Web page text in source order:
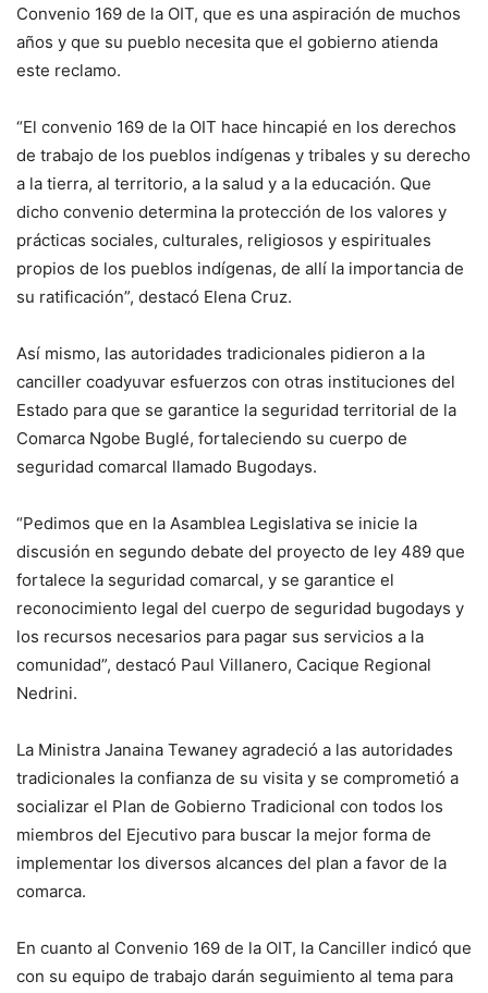
Convenio 169 de la OIT, que es una aspiración de muchos
años y que su pueblo necesita que el gobierno atienda
este reclamo.
“El convenio 169 de la OIT hace hincapié en los derechos
de trabajo de los pueblos indígenas y tribales y su derecho
a la tierra, al territorio, a la salud y a la educación. Que
dicho convenio determina la protección de los valores y
prácticas sociales, culturales, religiosos y espirituales
propios de los pueblos indígenas, de allí la importancia de
su ratificación”, destacó Elena Cruz.
Así mismo, las autoridades tradicionales pidieron a la
canciller coadyuvar esfuerzos con otras instituciones del
Estado para que se garantice la seguridad territorial de la
Comarca Ngobe Buglé, fortaleciendo su cuerpo de
seguridad comarcal llamado Bugodays.
“Pedimos que en la Asamblea Legislativa se inicie la
discusión en segundo debate del proyecto de ley 489 que
fortalece la seguridad comarcal, y se garantice el
reconocimiento legal del cuerpo de seguridad bugodays y
los recursos necesarios para pagar sus servicios a la
comunidad”, destacó Paul Villanero, Cacique Regional
Nedrini.
La Ministra Janaina Tewaney agradeció a las autoridades
tradicionales la confianza de su visita y se comprometió a
socializar el Plan de Gobierno Tradicional con todos los
miembros del Ejecutivo para buscar la mejor forma de
implementar los diversos alcances del plan a favor de la
comarca.
En cuanto al Convenio 169 de la OIT, la Canciller indicó que
con su equipo de trabajo darán seguimiento al tema para